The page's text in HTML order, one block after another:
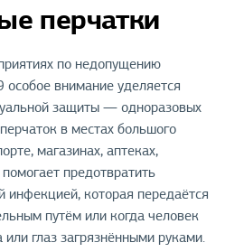
перчатки
по недопущению
особое внимание уделяется
защиты — одноразовых
в местах большого
магазинах, аптеках,
предотвратить
инфекцией, которая передаётся
путём или когда человек
или глаз загрязнёнными руками.